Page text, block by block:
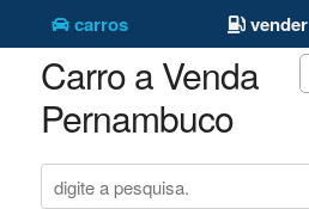
carros vender
Carro a Venda
Pernambuco